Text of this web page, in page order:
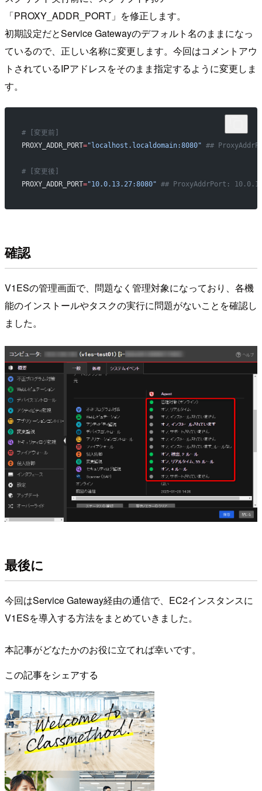
「PROXY_ADDR_PORT」を修正します。
初期設定だとService Gatewayのデフォルト名のままになっ
ているので、正しい名称に変更します。今回はコメントアウ
トされているIPアドレスをそのまま指定するように変更しま
す。
# [変更前]
PROXY_ADDR_PORT="localhost.localdomain:8080" ##
# [変更後]
PROXY_ADDR_PORT="10.0.13.27:8080" ## ProxyAddrPort:
確認
V1ESの管理画面で、問題なく管理対象になっており、各機
能のインストールやタスクの実行に問題がないことを確認し
ました。
最後に
今回はService Gateway経由の通信で、EC2インスタンスに
V1ESを導入する方法をまとめていきました。
本記事がどなたかのお役に立てれば幸いです。
この記事をシェアする